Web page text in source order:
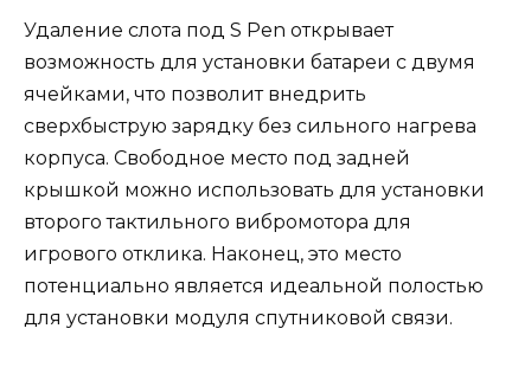
Удаление слота под S Pen открывает
возможность для установки батареи с двумя
ячейками, что позволит внедрить
сверхбыструю зарядку без сильного нагрева
корпуса. Свободное место под задней
крышкой можно использовать для установки
второго тактильного вибромотора для
игрового отклика. Наконец, это место
потенциально является идеальной полостью
для установки модуля спутниковой связи.